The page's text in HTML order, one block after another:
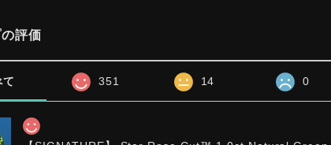
評価
て 351 14 0